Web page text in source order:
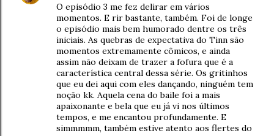
O episódio 3 me fez delirar em vários
momentos. E rir bastante, também. Foi de longe
o episódio mais bem humorado dentre os três
iniciais. As quebras de expectativa do Tinn são
momentos extremamente cômicos, e ainda
assim não deixam de trazer a fofura que é a
característica central dessa série. Os gritinhos
que eu dei aqui com eles dançando, ninguém tem
noção kk. Aquela cena do baile foi a mais
apaixonante e bela que eu já vi nos últimos
tempos, e me encantou profundamente. E
simmmmm, também estive atento aos flertes do